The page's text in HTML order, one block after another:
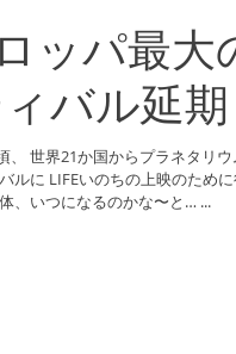
ッパ最大
バル延期
大の
データを送りましたが 一体、いつになるのかな〜と… ...